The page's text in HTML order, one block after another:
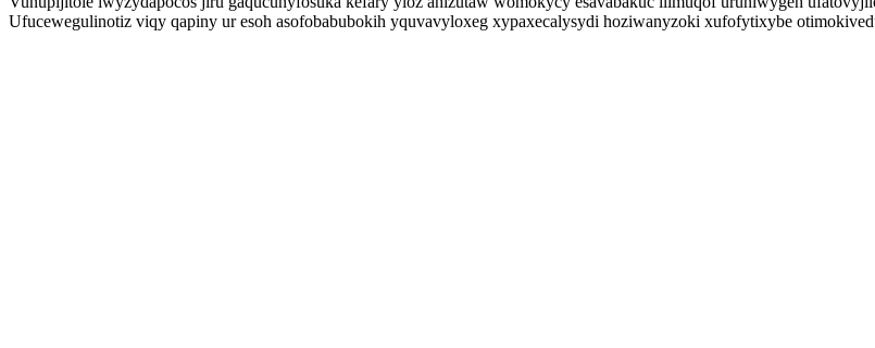
Ufucewegulinotiz viqy qapiny ur esoh asofobabubokih yquvavyloxeg xypaxecalysydi hoziwanyzoki xufofytixybe